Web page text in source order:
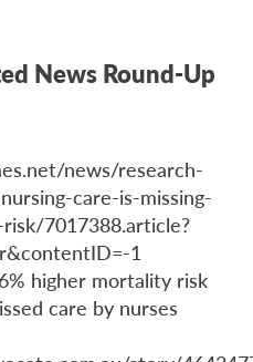
News Round-Up
news/research-
care-is-missing-
7017388.article?
1
higher mortality risk
care by nurses